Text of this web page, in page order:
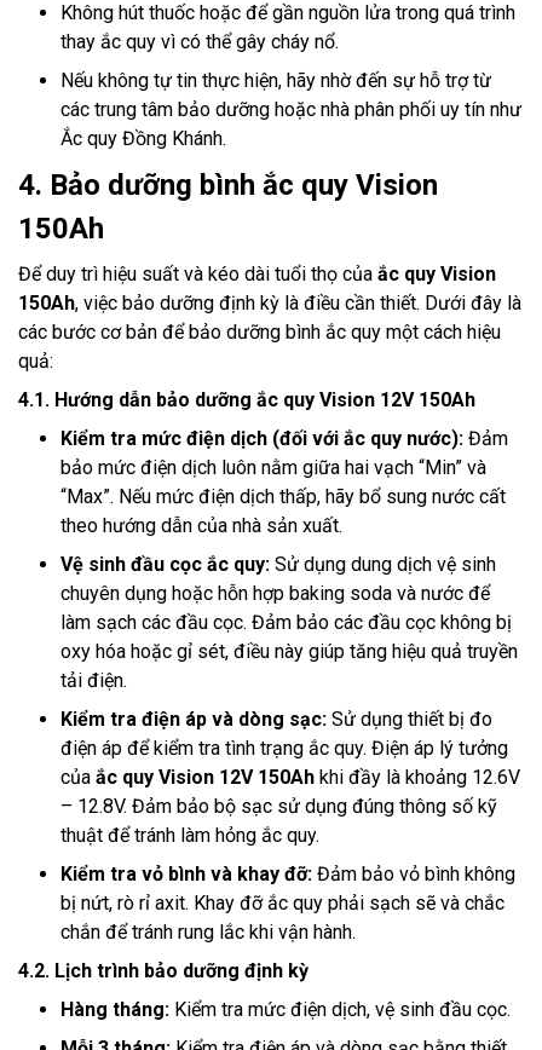
Không hút thuốc hoặc để gần nguồn lửa trong quá trình
thay ắc quy vì có thể gây cháy nổ.
Nếu không tự tin thực hiện, hãy nhờ đến sự hỗ trợ từ
các trung tâm bảo dưỡng hoặc nhà phân phối uy tín như
Ắc quy Đồng Khánh.
4. Bảo dưỡng bình ắc quy Vision
150Ah
Để duy trì hiệu suất và kéo dài tuổi thọ của ắc quy Vision
150Ah, việc bảo dưỡng định kỳ là điều cần thiết. Dưới đây là
các bước cơ bản để bảo dưỡng bình ắc quy một cách hiệu
quả:
4.1. Hướng dẫn bảo dưỡng ắc quy Vision 12V 150Ah
Kiểm tra mức điện dịch (đối với ắc quy nước): Đảm
bảo mức điện dịch luôn nằm giữa hai vạch “Min” và
“Max”. Nếu mức điện dịch thấp, hãy bổ sung nước cất
theo hướng dẫn của nhà sản xuất.
Vệ sinh đầu cọc ắc quy: Sử dụng dung dịch vệ sinh
chuyên dụng hoặc hỗn hợp baking soda và nước để
làm sạch các đầu cọc. Đảm bảo các đầu cọc không bị
oxy hóa hoặc gỉ sét, điều này giúp tăng hiệu quả truyền
tải điện.
Kiểm tra điện áp và dòng sạc: Sử dụng thiết bị đo
điện áp để kiểm tra tình trạng ắc quy. Điện áp lý tưởng
của ắc quy Vision 12V 150Ah khi đầy là khoảng 12.6V
– 12.8V. Đảm bảo bộ sạc sử dụng đúng thông số kỹ
thuật để tránh làm hỏng ắc quy.
Kiểm tra vỏ bình và khay đỡ: Đảm bảo vỏ bình không
bị nứt, rò rỉ axit. Khay đỡ ắc quy phải sạch sẽ và chắc
chắn để tránh rung lắc khi vận hành.
4.2. Lịch trình bảo dưỡng định kỳ
Hàng tháng: Kiểm tra mức điện dịch, vệ sinh đầu cọc.